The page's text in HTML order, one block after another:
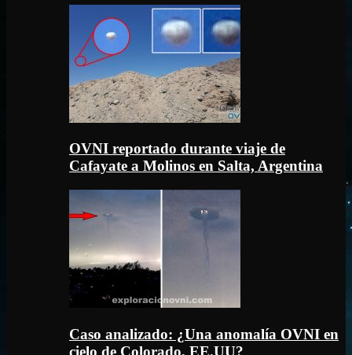
OVNI reportado durante viaje de
Cafayate a Molinos en Salta, Argentina
Caso analizado: ¿Una anomalía OVNI en
cielo de Colorado, EE.UU?